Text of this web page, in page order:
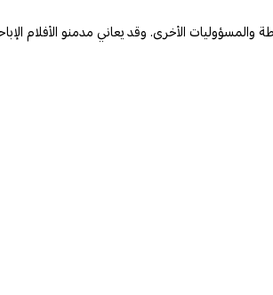
والمسؤوليات الأخرى. وقد يعاني مدمنو الأفلام